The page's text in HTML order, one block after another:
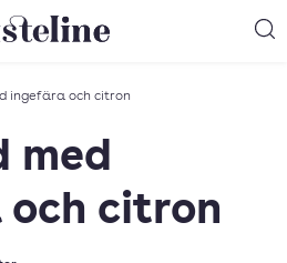
startsida
ingefära och citron
med
citron